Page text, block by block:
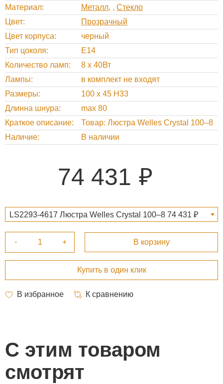
Материал
Металл , Стекло
Цвет
Прозрачный
Цвет корпуса
черный
Тип цоколя
E14
Количество ламп
8 х 40Вт
Лампы
в комплект не входят
Размеры
100 х 45 H33
Длинна шнура
max 80
Краткое описание
Товар: Люстра Welles Crystal 100–8
Наличие
В наличии
74 431
LS2293-4617 Люстра Welles Crystal 100–8 74 431 ₽
С этим товаром
смотрят